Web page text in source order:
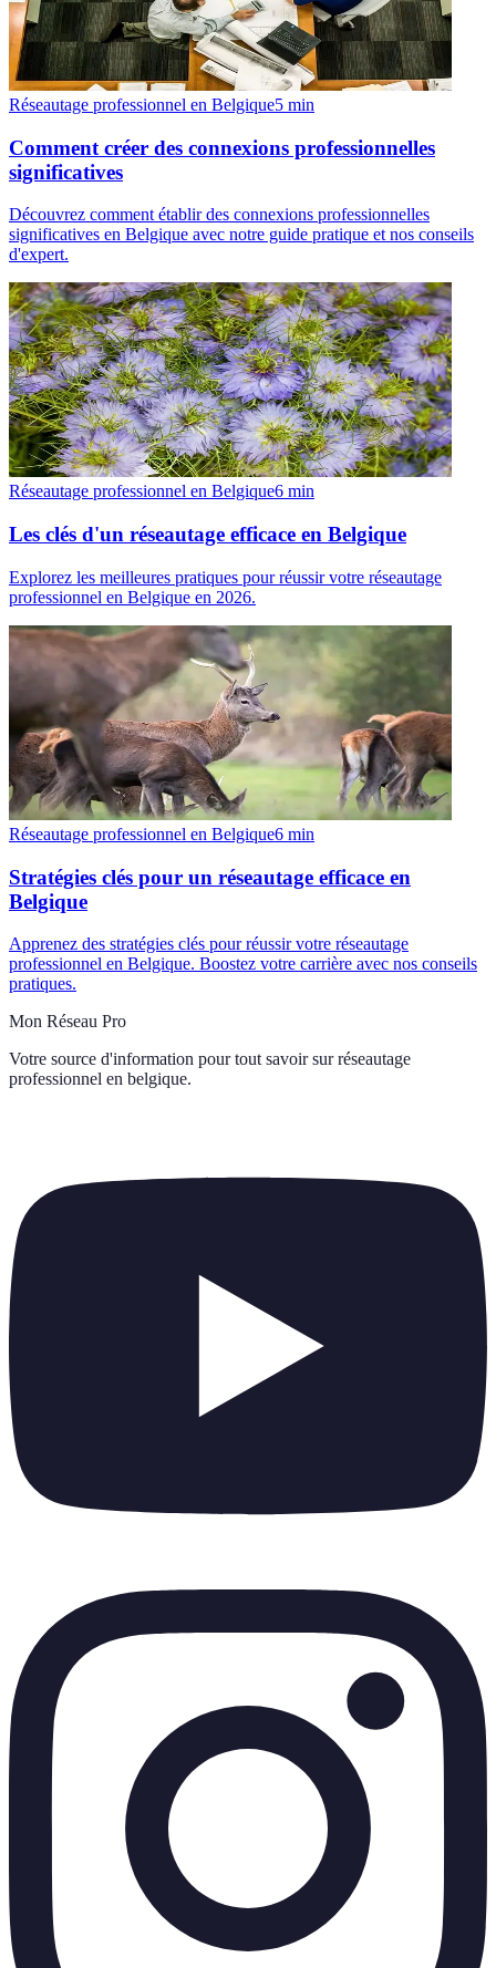
Réseautage professionnel en Belgique5 min
Comment créer des connexions professionnelles
significatives
Découvrez comment établir des connexions professionnelles
significatives en Belgique avec notre guide pratique et nos conseils
d'expert.
Réseautage professionnel en Belgique6 min
Les clés d'un réseautage efficace en Belgique
Explorez les meilleures pratiques pour réussir votre réseautage
professionnel en Belgique en 2026.
Réseautage professionnel en Belgique6 min
Stratégies clés pour un réseautage efficace en
Belgique
Apprenez des stratégies clés pour réussir votre réseautage
professionnel en Belgique. Boostez votre carrière avec nos conseils
pratiques.
Mon Réseau Pro
Votre source d'information pour tout savoir sur réseautage
professionnel en belgique.